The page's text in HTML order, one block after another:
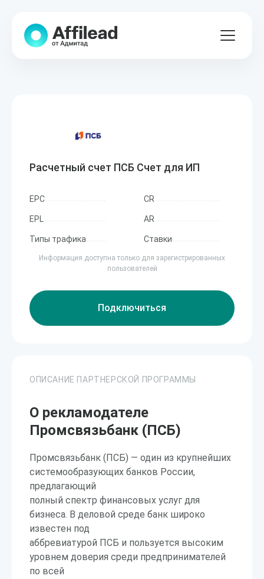
Расчетный счет ПСБ Счет для ИП
EPC CR
EPL AR
Типы трафика Ставки
Информация доступна только для зарегистрированных
пользователей
Подключиться
ОПИСАНИЕ ПАРТНЕРСКОЙ ПРОГРАММЫ
О рекламодателе
Промсвязьбанк (ПСБ)
Промсвязьбанк (ПСБ) — один из крупнейших
системообразующих банков России,
предлагающий
полный спектр финансовых услуг для
бизнеса. В деловой среде банк широко
известен под
аббревиатурой ПСБ и пользуется высоким
уровнем доверия среди предпринимателей
по всей